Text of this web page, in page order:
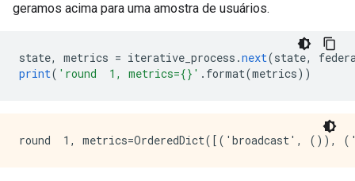
geramos acima para uma amostra de usuários.
state, metrics = iterative_process .next(state,
print( 'round  1, metrics={}' . format(metrics))